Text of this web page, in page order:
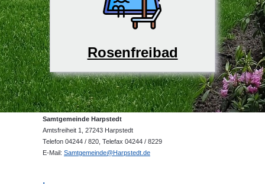
Rosenfreibad
Samtgemeinde Harpstedt
Amtsfreiheit 1, 27243 Harpstedt
Telefon 04244 / 820, Telefax 04244 / 8229
E-Mail: Samtgemeinde@Harpstedt.de